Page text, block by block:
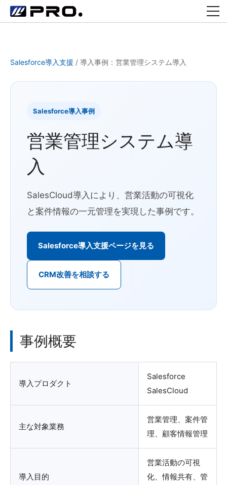
Salesforce導入支援 / 導入事例：営業管理システム導入
Salesforce導入事例
営業管理システム導
入
SalesCloud導入により、営業活動の可視化
と案件情報の一元管理を実現した事例です。
Salesforce導入支援ページを見る
CRM改善を相談する
事例概要
導入プロダクト
Salesforce
SalesCloud
主な対象業務
営業管理、案件管
理、顧客情報管理
導入目的
営業活動の可視
化、情報共有、管